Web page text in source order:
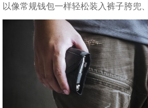
以像常规钱包一样轻松装入裤子胯兜